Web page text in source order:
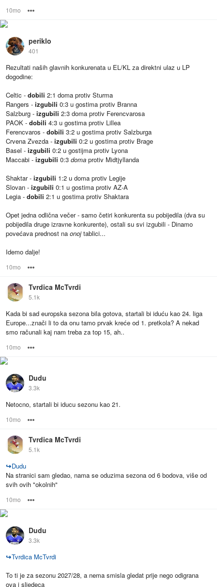
10mo
periklo
401
Rezultati naših glavnih konkurenata u EL/KL za direktni ulaz u LP
dogodine:
Celtic - dobili 2:1 doma protiv Sturma
Rangers - izgubili 0:3 u gostima protiv Branna
Salzburg - izgubili 2:3 doma protiv Ferencvarosa
PAOK - dobili 4:3 u gostima protiv Lillea
Ferencvaros - dobili 3:2 u gostima protiv Salzburga
Crvena Zvezda - izgubili 0:2 u gostima protiv Brage
Basel - izgubili 0:2 u gostijma protiv Lyona
Maccabi - izgubili 0:3 doma protiv Midtjyllanda
Shaktar - izgubili 1:2 u doma protiv Legije
Slovan - izgubili 0:1 u gostima protiv AZ-A
Legia - dobili 2:1 u gostima protiv Shaktara
Opet jedna odlična večer - samo četiri konkurenta su pobijedila (dva su
pobijedila druge izravne konkurente), ostali su svi izgubili - Dinamo
povećava prednost na onojtablici...
Idemo dalje!
10mo
Tvrdica McTvrdi
5.1k
Kada bi sad europska sezona bila gotova, startali bi iduću kao 24. liga
Europe...znači li to da onu tamo prvak kreće od 1. pretkola? A nekad
smo računali kaj nam treba za top 15, ah..
10mo
Dudu
3.3k
Netocno, startali bi iducu sezonu kao 21.
10mo
Tvrdica McTvrdi
5.1k
↪Dudu
Na stranici sam gledao, nama se oduzima sezona od 6 bodova, više od
svih ovih "okolnih"
10mo
Dudu
3.3k
↪Tvrdica McTvrdi
To ti je za sezonu 2027/28, a nema smisla gledat prije nego odigrana
ova i sljedeca